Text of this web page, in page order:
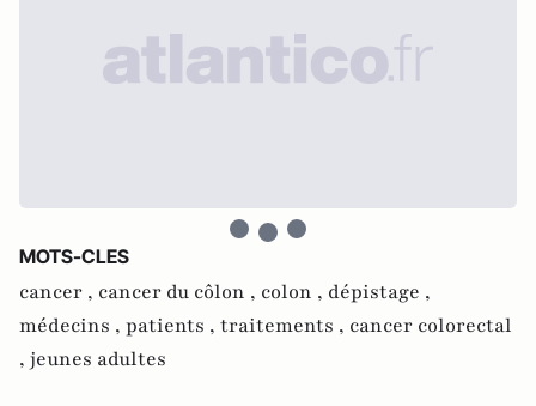
MOTS-CLES
cancer , cancer du côlon , colon , dépistage ,
médecins , patients , traitements , cancer colorectal
, jeunes adultes